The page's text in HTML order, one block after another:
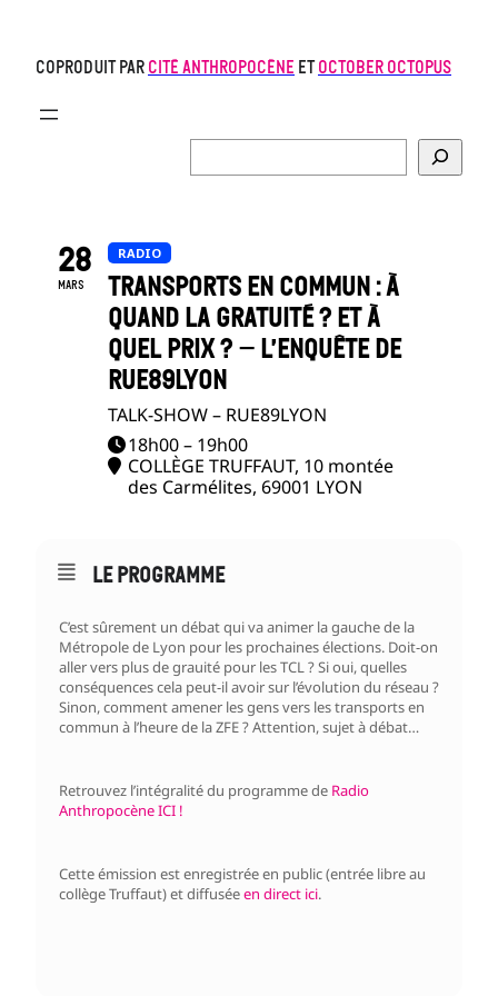
coPRODUIT PAR CITé anthropocène etoctober octopus
28
MARS
RADIO
TRANSPORTS EN COMMUN : À
QUAND LA GRATUITÉ ? ET À
QUEL PRIX ? – L’ENQUÊTE DE
RUE89LYON
TALK-SHOW – RUE89LYON
18h00 – 19h00
COLLÈGE TRUFFAUT, 10 montée
des Carmélites, 69001 LYON
LE PROGRAMME
C’est sûrement un débat qui va animer la gauche de la
Métropole de Lyon pour les prochaines élections. Doit-on
aller vers plus de grauité pour les TCL ? Si oui, quelles
conséquences cela peut-il avoir sur l’évolution du réseau ?
Sinon, comment amener les gens vers les transports en
commun à l’heure de la ZFE ? Attention, sujet à débat…
Retrouvez l’intégralité du programme de Radio
Anthropocène ICI !
Cette émission est enregistrée en public (entrée libre au
collège Truffaut) et diffuséeen direct ici.